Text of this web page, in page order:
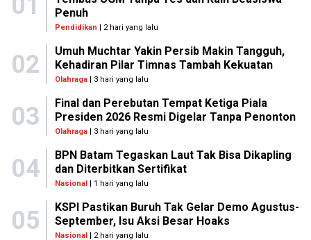
Penuh
Pendidikan | 2 hari yang lalu
02
Umuh Muchtar Yakin Persib Makin Tangguh,
Kehadiran Pilar Timnas Tambah Kekuatan
Olahraga| 3 hari yang lalu
03
Final dan Perebutan Tempat Ketiga Piala
Presiden 2026 Resmi Digelar Tanpa Penonton
Olahraga| 3 hari yang lalu
04
BPN Batam Tegaskan Laut Tak Bisa Dikapling
dan Diterbitkan Sertifikat
Nasional| 1 hari yang lalu
05
KSPI Pastikan Buruh Tak Gelar Demo Agustus-
September, Isu Aksi Besar Hoaks
Nasional| 2 hari yang lalu